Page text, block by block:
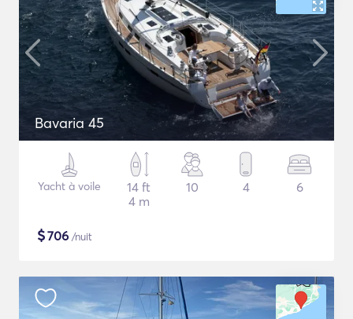
Bavaria 45
Yacht à voile
14 ft
4 m
10 4 6
$706 /nuit